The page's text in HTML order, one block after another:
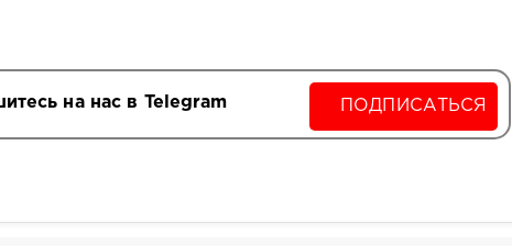
на нас в Telegram ПОДПИСАТЬСЯ